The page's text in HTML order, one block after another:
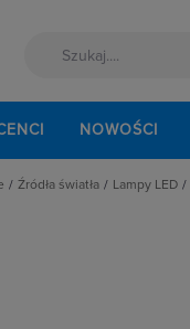
NOWOŚCI
Źródła światła
Lampy LED